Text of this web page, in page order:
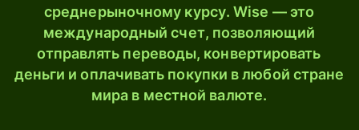
среднерыночному курсу. Wise — это
международный счет, позволяющий
отправлять переводы, конвертировать
деньги и оплачивать покупки в любой стране
мира в местной валюте.